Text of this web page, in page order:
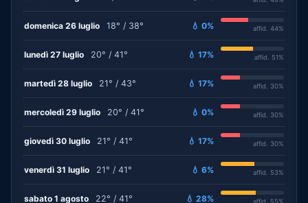
domenica 26 luglio 18° / 38° 💧 0% affid. 44%
lunedì 27 luglio 20° / 41° 💧 17% affid. 51%
martedì 28 luglio 21° / 43° 💧 17% affid. 30%
mercoledì 29 luglio 20° / 41° 💧 0% affid. 30%
giovedì 30 luglio 21° / 41° 💧 17% affid. 30%
venerdì 31 luglio 21° / 41° 💧 6% affid. 53%
sabato 1 agosto 22° / 41° 💧 28% affid. 55%